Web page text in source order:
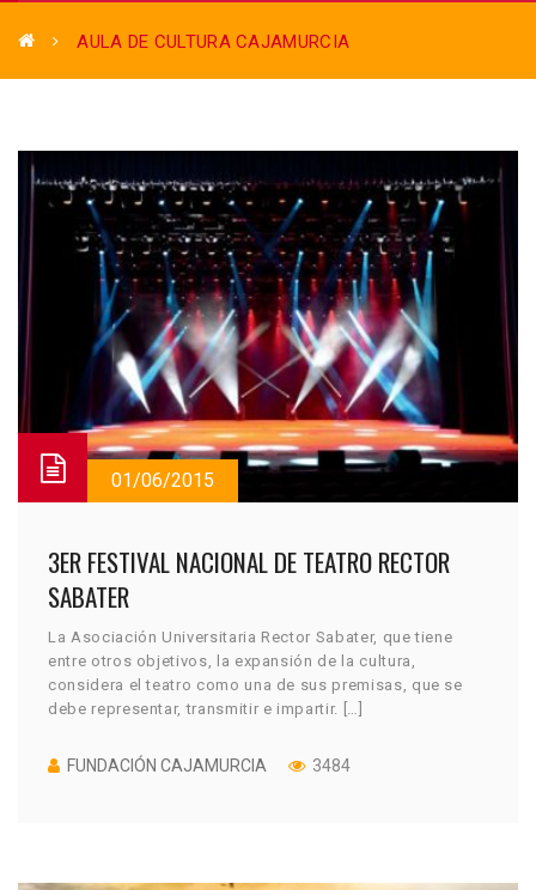
AULA DE CULTURA CAJAMURCIA
01/06/2015
3ER FESTIVAL NACIONAL DE TEATRO RECTOR
SABATER
La Asociación Universitaria Rector Sabater, que tiene
entre otros objetivos, la expansión de la cultura,
considera el teatro como una de sus premisas, que se
debe representar, transmitir e impartir. […]
FUNDACIÓN CAJAMURCIA 3484